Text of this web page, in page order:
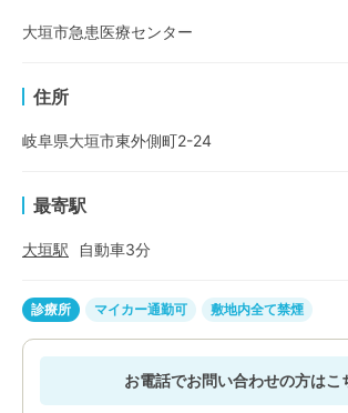
大垣市急患医療センター
住所
岐阜県大垣市東外側町2-24
最寄駅
大垣駅 自動車3分
診療所 マイカー通勤可 敷地内全て禁煙
お電話でお問い合わせの方はこ